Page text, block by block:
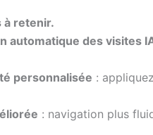
à retenir.
automatique des visites
personnalisée :
: navigation plus